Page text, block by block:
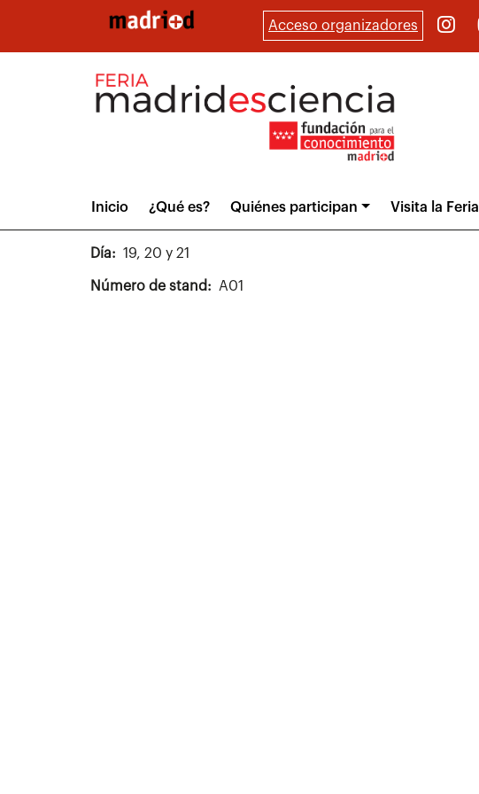
Acceso organizadores
Main
menuInicio ¿Qué es? Quiénes participan Visita la Feria
Día 19, 20 y 21
Número de stand A01